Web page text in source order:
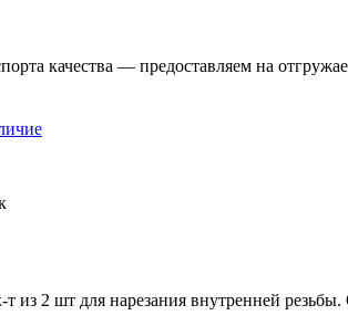
качества — предоставляем на
из 2 шт для нарезания внутренней